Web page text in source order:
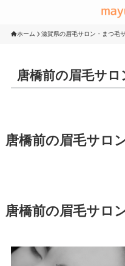
ホーム 滋賀県の眉毛サロン・まつ毛
唐橋前の眉毛サ
唐橋前の眉毛サロ
唐橋前の眉毛サロ